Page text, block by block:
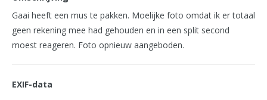
Gaai heeft een mus te pakken. Moelijke foto omdat ik er totaal
geen rekening mee had gehouden en in een split second
moest reageren. Foto opnieuw aangeboden.
EXIF-data